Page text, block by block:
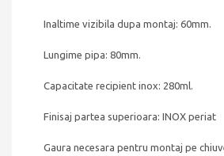
Inaltime vizibila dupa montaj: 60mm.
Lungime pipa: 80mm.
Capacitate recipient inox: 280ml.
Finisaj partea superioara: INOX periat
Gaura necesara pentru montaj pe